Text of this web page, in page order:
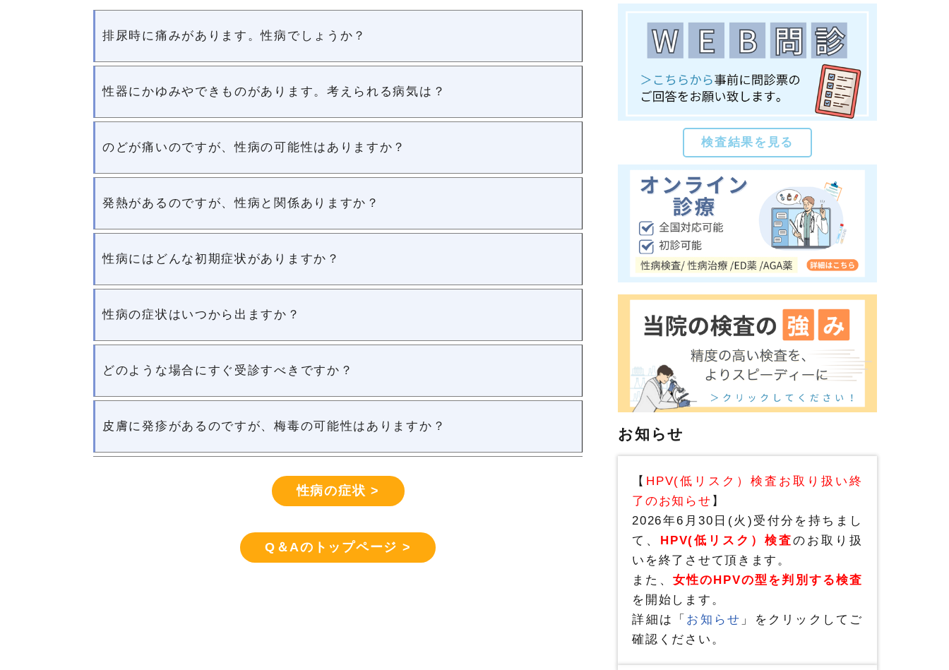
排尿時に痛みがあります。性病でしょうか？
性器にかゆみやできものがあります。考えられる病気は？
のどが痛いのですが、性病の可能性はありますか？
発熱があるのですが、性病と関係ありますか？
性病にはどんな初期症状がありますか？
性病の症状はいつから出ますか？
どのような場合にすぐ受診すべきですか？
皮膚に発疹があるのですが、梅毒の可能性はありますか？
性病の症状 >
Q＆Aのトップページ >
検査結果を見る
お知らせ
【 HPV(低リスク）検査お取り扱い終
了のお知らせ 】
2026年6月30日(火)受付分を持ちまし
て、 HPV(低リスク）検査のお取り扱
いを終了させて頂きます。
また、 女性のHPVの型を判別する検査
を開始します。
詳細は「 お知らせ 」をクリックしてご
確認ください。